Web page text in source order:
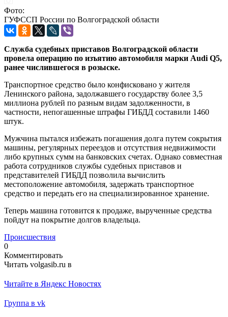
Фото:
ГУФССП России по Волгоградской области
Служба судебных приставов Волгоградской области
провела операцию по изъятию автомобиля марки Audi Q5,
ранее числившегося в розыске.
Транспортное средство было конфисковано у жителя
Ленинского района, задолжавшего государству более 3,5
миллиона рублей по разным видам задолженности, в
частности, непогашенные штрафы ГИБДД составили 1460
штук.
Мужчина пытался избежать погашения долга путем сокрытия
машины, регулярных переездов и отсутствия недвижимости
либо крупных сумм на банковских счетах. Однако совместная
работа сотрудников службы судебных приставов и
представителей ГИБДД позволила вычислить
местоположение автомобиля, задержать транспортное
средство и передать его на специализированное хранение.
Теперь машина готовится к продаже, вырученные средства
пойдут на покрытие долгов владельца.
Происшествия
0
Комментировать
Читать volgasib.ru в
Читайте в Яндекс Новостях
Группа в vk